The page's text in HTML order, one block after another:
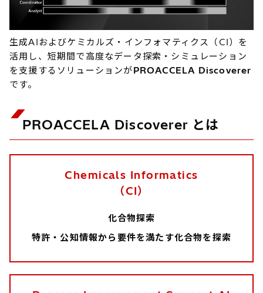
生成AIおよびケミカルズ・インフォマティクス（CI）を
活用し、短期間で高度なデータ探索・シミュレーション
を支援するソリューションがPROACCELA Discoverer
です。
PROACCELA Discoverer とは
Chemicals Informatics
（CI）
化合物探索
特許・公知情報から要件を満たす化合物を探索